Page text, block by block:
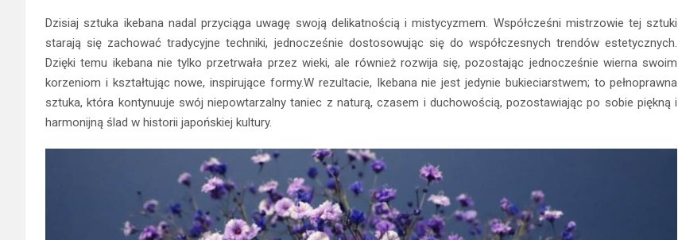
Dzisiaj sztuka ikebana nadal przyciąga uwagę swoją delikatnością i mistycyzmem. Współcześni mistrzowie tej sztuki
starają się zachować tradycyjne techniki, jednocześnie dostosowując się do współczesnych trendów estetycznych.
Dzięki temu ikebana nie tylko przetrwała przez wieki, ale również rozwija się, pozostając jednocześnie wierna swoim
korzeniom i kształtując nowe, inspirujące formy.W rezultacie, Ikebana nie jest jedynie bukieciarstwem; to pełnoprawna
sztuka, która kontynuuje swój niepowtarzalny taniec z naturą, czasem i duchowością, pozostawiając po sobie piękną i
harmonijną ślad w historii japońskiej kultury.